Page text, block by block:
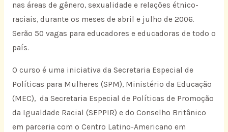
nas áreas de gênero, sexualidade e relações étnico-
raciais, durante os meses de abril e julho de 2006.
Serão 50 vagas para educadores e educadoras de todo o
país.
O curso é uma iniciativa da Secretaria Especial de
Políticas para Mulheres (SPM), Ministério da Educação
(MEC), da Secretaria Especial de Políticas de Promoção
da Igualdade Racial (SEPPIR) e do Conselho Britânico
em parceria com o Centro Latino-Americano em